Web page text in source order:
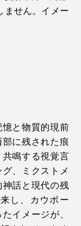
ません。イメー
と物質的現前
に残された痕
鳴する視覚言
、ミクストメ
話と現代の残
し、カウボー
イメージが、